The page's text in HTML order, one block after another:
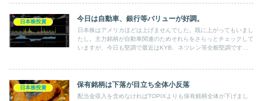
日本株投資 今日は自動車、銀行等バリューが好調。
日本株はアメリカほどは上げませんでした。既に上がってもいまし
たし。主力銘柄が自動車関連のためそれらをさらっとチェックして
いますが、今日も堅調で最近はKYB、ネツレン等全般堅調です。
日本株投資 保有銘柄は下落が目立ち全体小反落
配当金収入を含めなければTOPIXよりも保有銘柄全体が下げまし